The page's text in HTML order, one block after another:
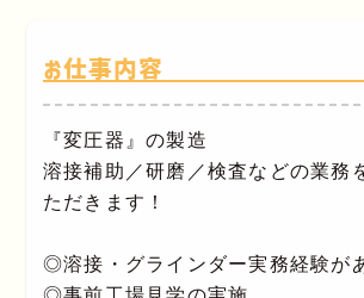
お仕事内容
『変圧器』の製造
溶接補助／研磨／検査などの業務
ただきます！
◎溶接・グラインダー実務経験が